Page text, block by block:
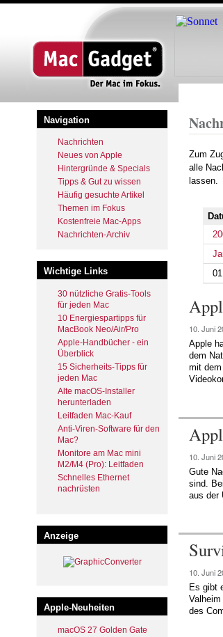
Navigation
Nachrichten
Neues von Apple
Hintergründe & Specials
Tipps & Gut zu wissen
Häufig gesuchte Artikel
Themen im Fokus
Kostenfreie Mac-Apps
Nachrichten-Archiv
Wichtige Links
30 nützliche Gratis-Tools
für jeden Mac
10 Energiespartipps für
MacBook Neo/Air/Pro
Apple-Handbücher - ein
Überblick
15 Sicherheits-Tipps für
jeden Mac
Alte macOS-Installer
herunterladen
Leitfaden Mac-Kauf
Anti-Viren-Software für den
Mac?
Monitore am Mac mini
M2/M4 (Pro): Leitfaden
Schnelles Ethernet
nachrüsten
Anzeige
Apple-Neuheiten
macOS 27 Golden Gate
Zum
alle
lassen.
01
10. Juni
Apple
dem
mit
10. Juni
Gute
sind.
aus der
10. Juni
Es gibt
des